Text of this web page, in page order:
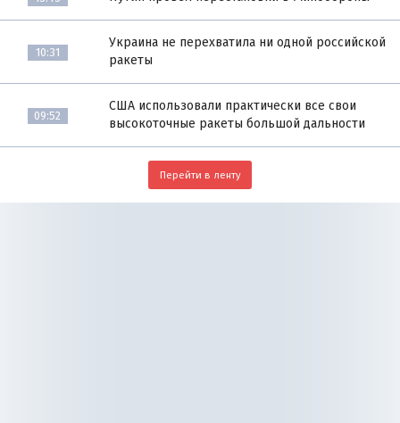
10:31
Украина не перехватила ни одной российской
ракеты
09:52
США использовали практически все свои
высокоточные ракеты большой дальности
Перейти в ленту